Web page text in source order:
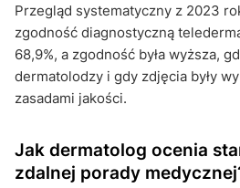
Przegląd systematyczny z 2023
zgodność diagnostyczną
68,9%, a zgodność była wyższa,
dermatolodzy i gdy zdjęcia były
zasadami jakości.
Jak dermatolog ocenia
zdalnej porady